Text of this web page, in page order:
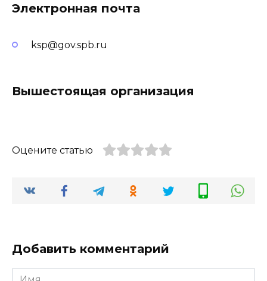
Электронная почта
ksp@gov.spb.ru
Вышестоящая организация
Оцените статью
Добавить комментарий
Имя